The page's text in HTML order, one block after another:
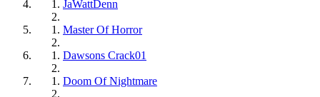
JaWattDenn
Master Of Horror
Dawsons Crack01
Doom Of Nightmare